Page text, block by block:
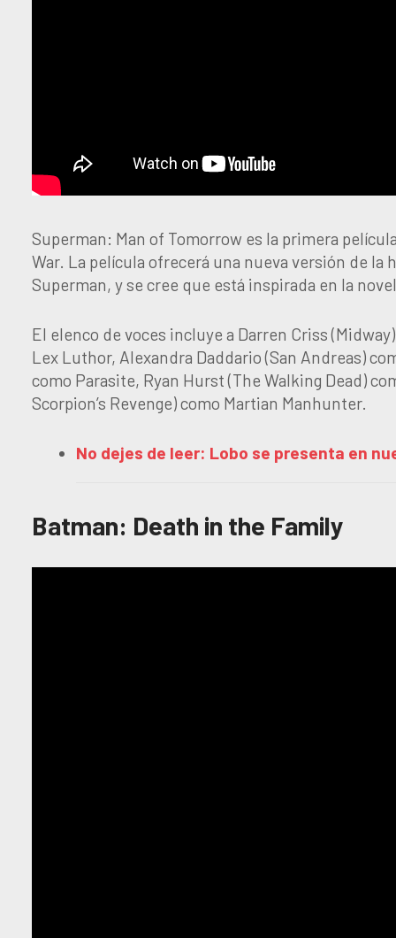
Superman: Man of Tomorrow es la primera
War. La película ofrecerá una nueva versión de
Superman, y se cree que está inspirada en la
El elenco de voces incluye a Darren Criss
Lex Luthor, Alexandra Daddario (San Andreas)
como Parasite, Ryan Hurst (The Walking Dead)
Scorpion’s Revenge) como Martian Manhunter.
No dejes de leer: Lobo se presenta en
Batman: Death in the Family